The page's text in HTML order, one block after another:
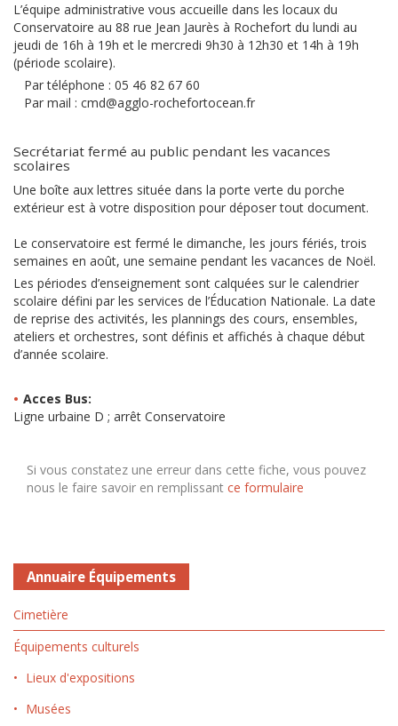
L’équipe administrative vous accueille dans les locaux du
Conservatoire au 88 rue Jean Jaurès à Rochefort du lundi au
jeudi de 16h à 19h et le mercredi 9h30 à 12h30 et 14h à 19h
(période scolaire).
Par téléphone : 05 46 82 67 60
Par mail : cmd@agglo-rochefortocean.fr
Secrétariat fermé au public pendant les vacances
scolaires
Une boîte aux lettres située dans la porte verte du porche
extérieur est à votre disposition pour déposer tout document.
Le conservatoire est fermé le dimanche, les jours fériés, trois
semaines en août, une semaine pendant les vacances de Noël.
Les périodes d’enseignement sont calquées sur le calendrier
scolaire défini par les services de l’Éducation Nationale. La date
de reprise des activités, les plannings des cours, ensembles,
ateliers et orchestres, sont définis et affichés à chaque début
d’année scolaire.
Acces Bus:
Ligne urbaine D ; arrêt Conservatoire
Si vous constatez une erreur dans cette fiche, vous pouvez
nous le faire savoir en remplissant ce formulaire
Annuaire Équipements
Cimetière
Équipements culturels
Lieux d'expositions
Musées